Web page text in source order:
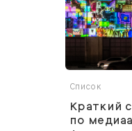
Список
Краткий
по